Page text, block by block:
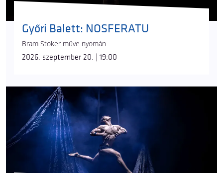
Győri Balett: NOSFERATU
Bram Stoker műve nyomán
2026. szeptember 20. | 19:00